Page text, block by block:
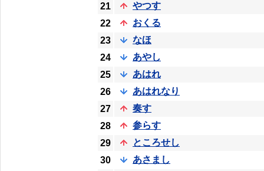
21
やつす
22
おくる
23
なほ
24
あやし
25
あはれ
26
あはれなり
27
奏す
28
参らす
29
ところせし
30
あさまし